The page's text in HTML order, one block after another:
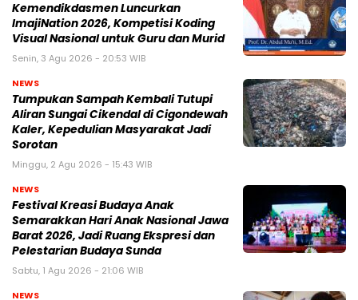
Kemendikdasmen Luncurkan
ImajiNation 2026, Kompetisi Koding
Visual Nasional untuk Guru dan Murid
Senin, 3 Agu 2026 - 20:53 WIB
NEWS
Tumpukan Sampah Kembali Tutupi
Aliran Sungai Cikendal di Cigondewah
Kaler, Kepedulian Masyarakat Jadi
Sorotan
Minggu, 2 Agu 2026 - 15:43 WIB
NEWS
Festival Kreasi Budaya Anak
Semarakkan Hari Anak Nasional Jawa
Barat 2026, Jadi Ruang Ekspresi dan
Pelestarian Budaya Sunda
Sabtu, 1 Agu 2026 - 21:06 WIB
NEWS